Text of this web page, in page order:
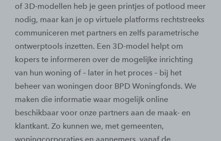
of 3D-modellen heb je geen printjes of potlood meer
nodig, maar kan je op virtuele platforms rechtstreeks
communiceren met partners en zelfs parametrische
ontwerptools inzetten. Een 3D-model helpt om
kopers te informeren over de mogelijke inrichting
van hun woning of – later in het proces – bij het
beheer van woningen door BPD Woningfonds. We
maken die informatie waar mogelijk online
beschikbaar voor onze partners aan de maak- en
klantkant. Zo kunnen we, met gemeenten,